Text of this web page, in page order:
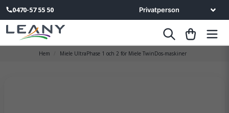
0470-57 55 50
Hem Miele UltraPhase 1 och 2 för Miele TwinDos-maskiner